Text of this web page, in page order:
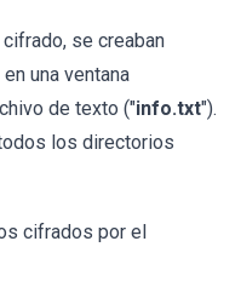
se creaban
una ventana
de texto ("info.txt").
los directorios
cifrados por el